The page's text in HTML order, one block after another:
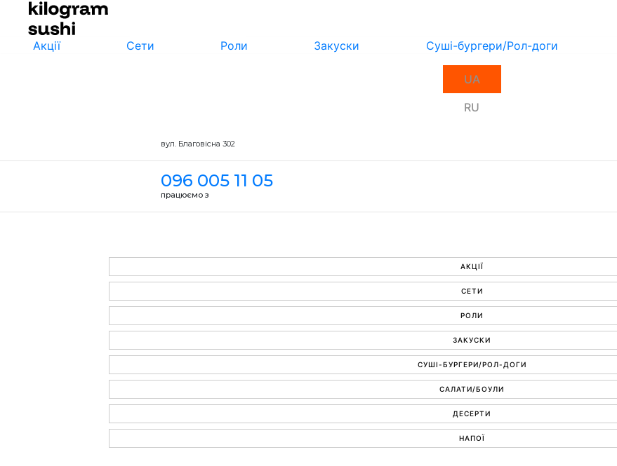
Акції Сети Роли Закуски Суші-бургери/Рол-доги
UA
RU
вул. Благовісна 302
096 005 11 05
працюємо з
АКЦІЇ
СЕТИ
РОЛИ
ЗАКУСКИ
СУШІ-БУРГЕРИ/РОЛ-ДОГИ
САЛАТИ/БОУЛИ
ДЕСЕРТИ
НАПОЇ